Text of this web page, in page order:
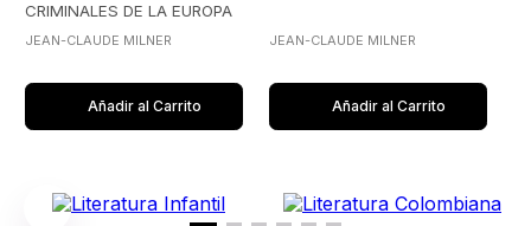
CRIMINALES DE LA EUROPA
DEMOCRATICA
JEAN-CLAUDE MILNER
Añadir al Carrito
JEAN-CLAUDE MILNER
Añadir al Carrito